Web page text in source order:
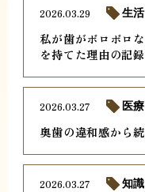
私が歯がボロボロ
を持てた理由の記録
2026.03.29 生活
奥歯の違和感から
2026.03.27 医療
2026.03.27 知識